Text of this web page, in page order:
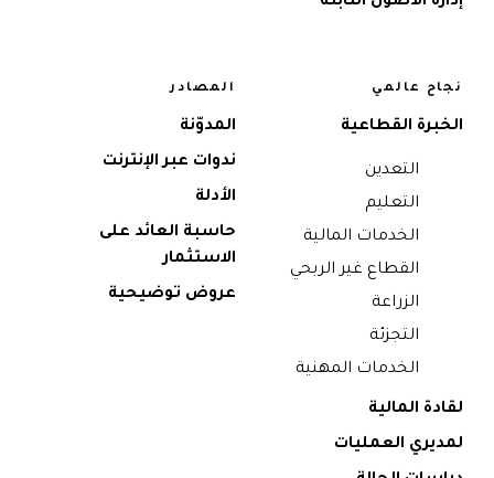
نجاح عالمي
الخبرة القطاعية
التعدين
التعليم
الخدمات المالية
القطاع غير الربحي
الزراعة
التجزئة
الخدمات المهنية
لقادة المالية
لمديري العمليات
المصادر
المدوّنة
ندوات عبر الإنترنت
الأدلة
حاسبة العائد على
الاستثمار
عروض توضيحية